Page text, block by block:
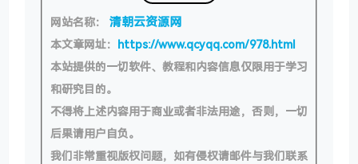
网站名称： 清朝云资源网
本文章网址： https://www.qcyqq.com/978.html
本站提供的一切软件、教程和内容信息仅限用于学习
和研究目的。
不得将上述内容用于商业或者非法用途，否则，一切
后果请用户自负。
我们非常重视版权问题，如有侵权请邮件与我们联系